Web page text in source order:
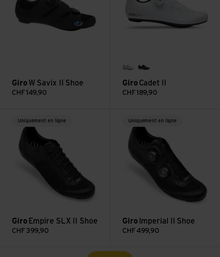
Giro W Savix II Shoe
CHF 149,90
whiteblack
Giro Cadet II
CHF 189,90
Uniquement en ligne
Giro Empire SLX II Shoe
CHF 399,90
Uniquement en ligne
Giro Imperial II Shoe
CHF 499,90